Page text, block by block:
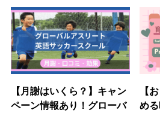
【月謝はいくら？】キャン
ペーン情報あり！グローバ
【
め